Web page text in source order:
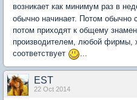
возникает как минимум раз в
обычно начинает. Потом обычно
потом приходят к общему
производителем, любой фирмы,
соответствует
...
EST
22 Oct 2014